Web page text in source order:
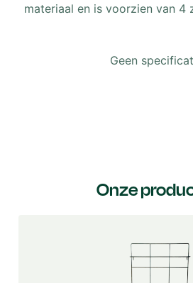
materiaal en is voorzien van 4
Geen
Onze